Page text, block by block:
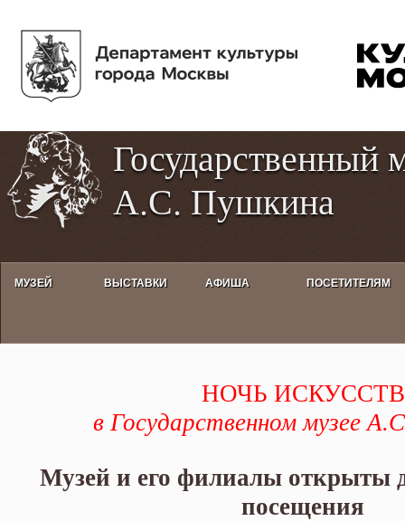
Государственный
А.С. Пушкина
МУЗЕЙ ВЫСТАВКИ АФИША ПОСЕТИТЕЛЯМ
НОЧЬ ИСКУССТВ вНОЧЬ ИСКУССТВ
в Государственном музее
Музей и его филиалы открыты
посещения